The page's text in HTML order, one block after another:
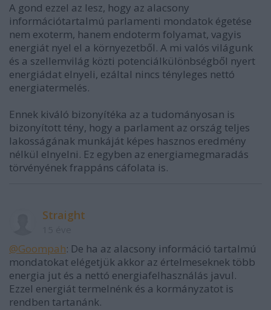
A gond ezzel az lesz, hogy az alacsony
információtartalmú parlamenti mondatok égetése
nem exoterm, hanem endoterm folyamat, vagyis
energiát nyel el a környezetből. A mi valós világunk
és a szellemvilág közti potenciálkülönbségből nyert
energiádat elnyeli, ezáltal nincs tényleges nettó
energiatermelés.
Ennek kiváló bizonyítéka az a tudományosan is
bizonyított tény, hogy a parlament az ország teljes
lakosságának munkáját képes hasznos eredmény
nélkül elnyelni. Ez egyben az energiamegmaradás
törvényének frappáns cáfolata is.
Straight
@Goompah: De ha az alacsony információ tartalmú
mondatokat elégetjük akkor az értelmeseknek több
energia jut és a nettó energiafelhasználás javul.
Ezzel energiát termelnénk és a kormányzatot is
rendben tartanánk.